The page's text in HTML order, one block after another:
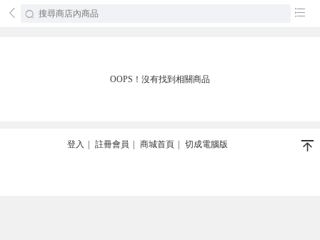
󰄕 󰂦
OOPS！沒有找到相關商品
登入 註冊會員 商城首頁 切成電腦版 󰄬